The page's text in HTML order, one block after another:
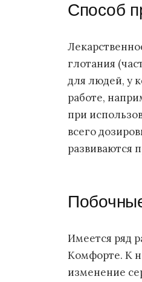
Способ
глотания
для людей, у
работе,
при
всего
развиваются
Имеется ряд
Комфорте. К
изменение